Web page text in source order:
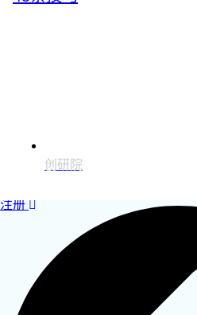
搜索：
注册
创研院